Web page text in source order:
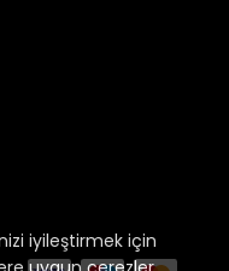
iyileştirmek için